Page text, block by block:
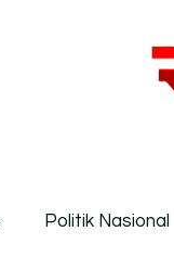
Politik Nasional